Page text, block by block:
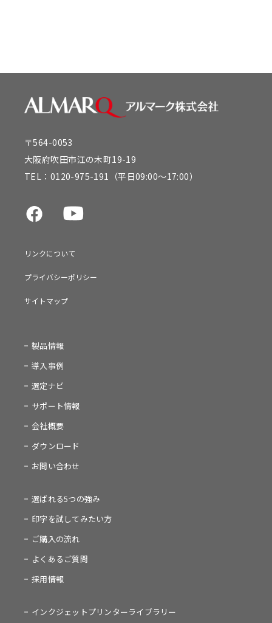
〒564-0053
大阪府吹田市江の木町19-19
TEL： 0120-975-191 （平日09:00～17:00）
リンクについて
プライバシーポリシー
サイトマップ
製品情報
導入事例
選定ナビ
サポート情報
会社概要
ダウンロード
お問い合わせ
選ばれる5つの強み
印字を試してみたい方
ご購入の流れ
よくあるご質問
採用情報
インクジェットプリンターライブラリー